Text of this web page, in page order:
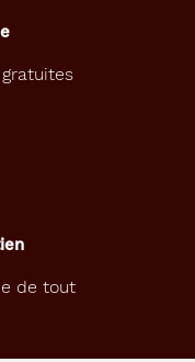
de tout